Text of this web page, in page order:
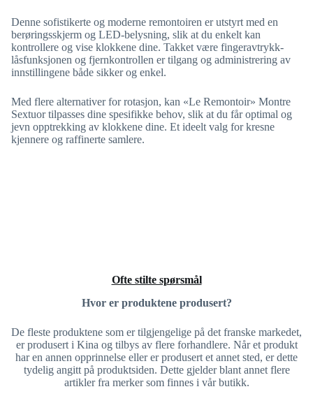
Denne sofistikerte og moderne remontoiren er utstyrt med en
berøringsskjerm og LED-belysning, slik at du enkelt kan
kontrollere og vise klokkene dine. Takket være fingeravtrykk-
låsfunksjonen og fjernkontrollen er tilgang og administrering av
innstillingene både sikker og enkel.
Med flere alternativer for rotasjon, kan «Le Remontoir» Montre
Sextuor tilpasses dine spesifikke behov, slik at du får optimal og
jevn opptrekking av klokkene dine. Et ideelt valg for kresne
kjennere og raffinerte samlere.
Ofte stilte spørsmål
Hvor er produktene produsert?
De fleste produktene som er tilgjengelige på det franske markedet,
er produsert i Kina og tilbys av flere forhandlere. Når et produkt
har en annen opprinnelse eller er produsert et annet sted, er dette
tydelig angitt på produktsiden. Dette gjelder blant annet flere
artikler fra merker som finnes i vår butikk.